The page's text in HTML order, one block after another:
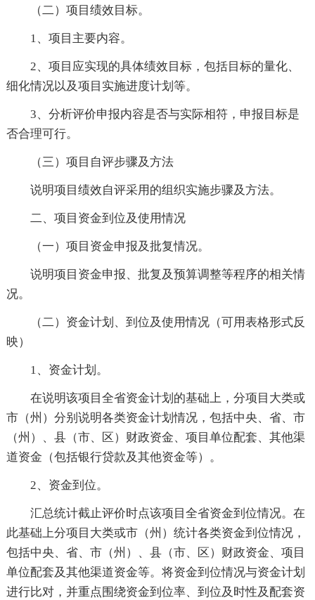
（二）项目绩效目标。
1、项目主要内容。
2、项目应实现的具体绩效目标，包括目标的量化、
细化情况以及项目实施进度计划等。
3、分析评价申报内容是否与实际相符，申报目标是
否合理可行。
（三）项目自评步骤及方法
说明项目绩效自评采用的组织实施步骤及方法。
二、项目资金到位及使用情况
（一）项目资金申报及批复情况。
说明项目资金申报、批复及预算调整等程序的相关情
况。
（二）资金计划、到位及使用情况（可用表格形式反
映）
1、资金计划。
在说明该项目全省资金计划的基础上，分项目大类或
市（州）分别说明各类资金计划情况，包括中央、省、市
（州）、县（市、区）财政资金、项目单位配套、其他渠
道资金（包括银行贷款及其他资金等）。
2、资金到位。
汇总统计截止评价时点该项目全省资金到位情况。在
此基础上分项目大类或市（州）统计各类资金到位情况，
包括中央、省、市（州）、县（市、区）财政资金、项目
单位配套及其他渠道资金等。将资金到位情况与资金计划
进行比对，并重点围绕资金到位率、到位及时性及配套资